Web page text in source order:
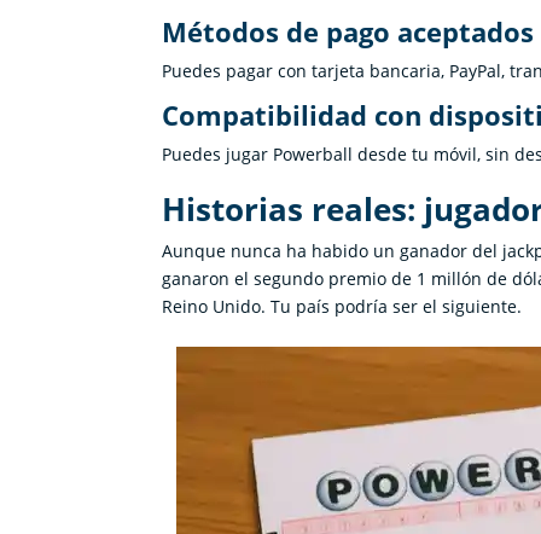
Métodos de pago
Puedes pagar con tarjeta bancaria, PayPal,
Compatibilidad con
Puedes jugar Powerball desde tu móvil, sin
Historias reales:
Aunque nunca ha habido un ganador del
ganaron el segundo premio de 1 millón de
Reino Unido. Tu país podría ser el siguiente.